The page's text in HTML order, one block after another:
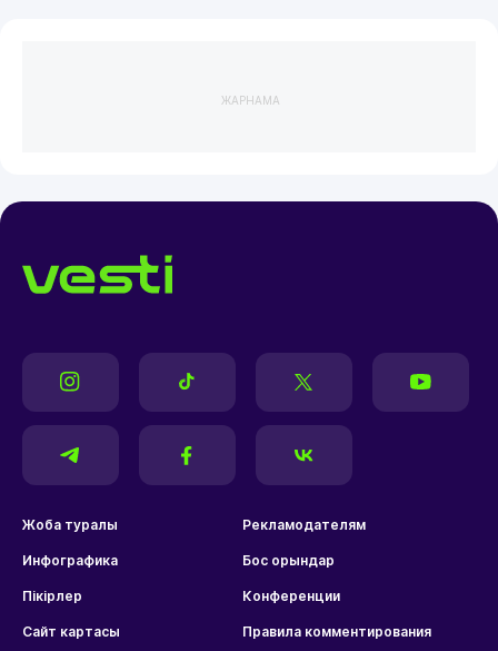
ЖАРНАМА
Жоба туралы Рекламодателям
Инфографика Бос орындар
Пікірлер Конференции
Сайт картасы Правила комментирования